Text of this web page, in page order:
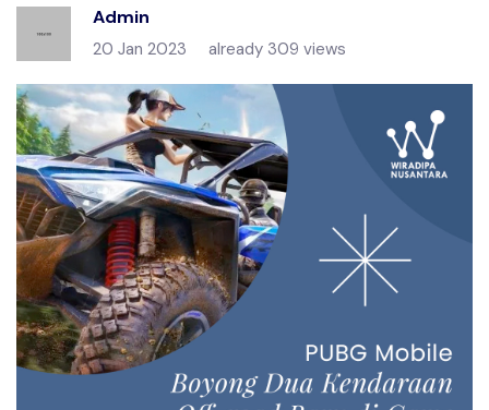
Admin
20 Jan 2023 already 309 views